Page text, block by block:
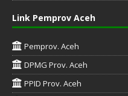
Link Pemprov Aceh
Pemprov. Aceh
DPMG Prov. Aceh
PPID Prov. Aceh